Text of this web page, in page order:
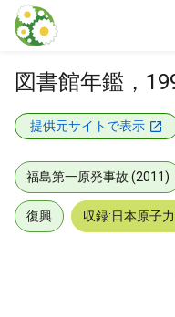
本文に飛ぶ
図書館年鑑，
提供元サイトで表示
福島第一原発事故 (2011)
復興 収録:日本原子